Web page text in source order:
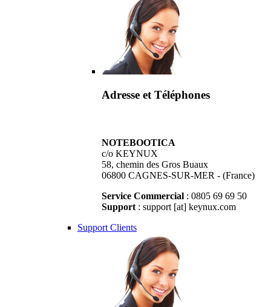
Adresse et Téléphones
NOTEBOOTICA
c/o KEYNUX
58, chemin des Gros Buaux
06800 CAGNES-SUR-MER - (France)
Service Commercial : 0805 69 69 50
Support : support [at] keynux.com
Support Clients